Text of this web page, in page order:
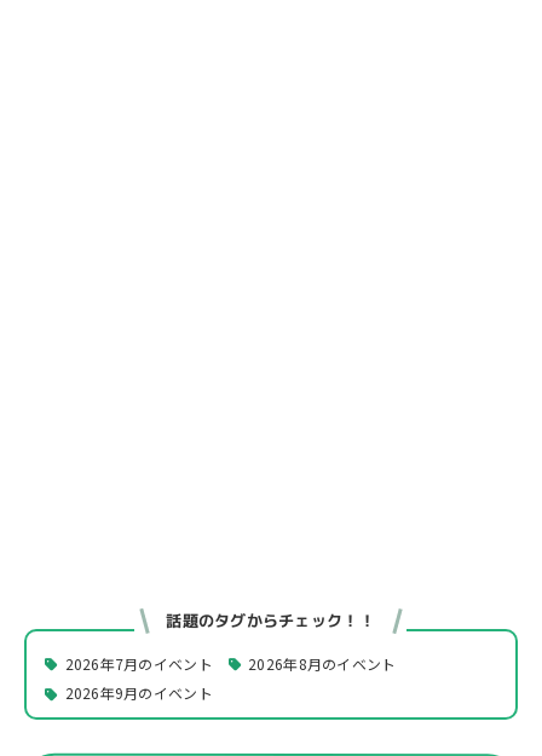
話題のタグからチェック！！
2026年7月のイベント
2026年8月のイベント
2026年9月のイベント